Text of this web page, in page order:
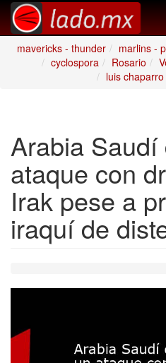
mavericks - thunder
marlins -
cyclospora
Rosario
luis chaparro
Arabia
ataque con
Irak pese a
iraquí de